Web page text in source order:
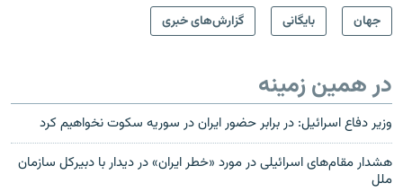
جهان بایگانی گزارش‌های خبری
در همین زمینه
وزیر دفاع اسرائیل: در برابر حضور ایران در سوریه سکوت نخواهیم کرد
هشدار مقام‌های اسرائیلی در مورد «خطر ایران» در دیدار با دبیرکل سازمان
ملل